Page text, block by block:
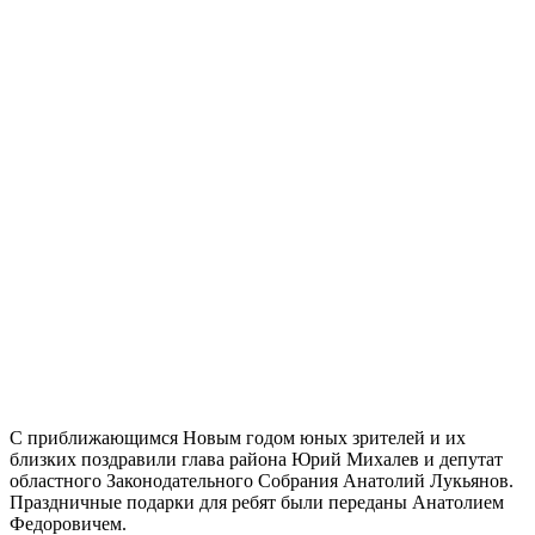
С приближающимся Новым годом юных зрителей и их
близких поздравили глава района Юрий Михалев и депутат
областного Законодательного Собрания Анатолий Лукьянов.
Праздничные подарки для ребят были переданы Анатолием
Федоровичем.